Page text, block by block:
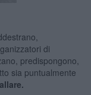
di
predispongono,
sia puntualmente